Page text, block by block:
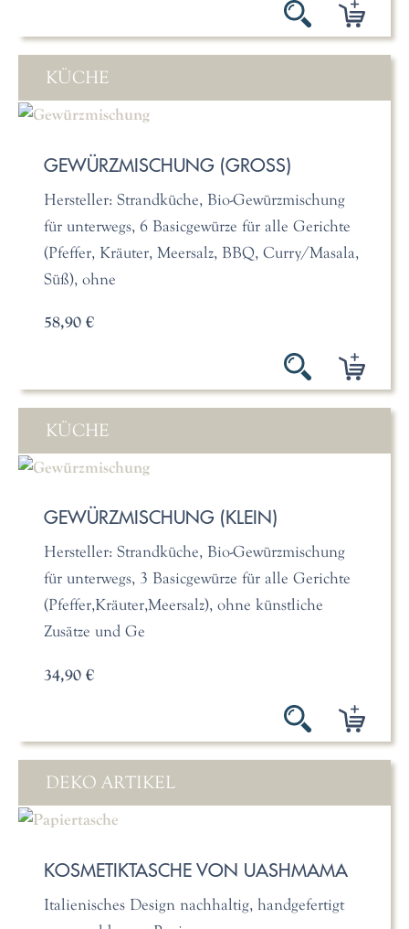
KÜCHE
GEWÜRZMISCHUNG (GROSS)
Hersteller: Strandküche, Bio-Gewürzmischung
für unterwegs, 6 Basicgewürze für alle Gerichte
(Pfeffer, Kräuter, Meersalz, BBQ, Curry/Masala,
Süß), ohne
58,90 €
KÜCHE
GEWÜRZMISCHUNG (KLEIN)
Hersteller: Strandküche, Bio-Gewürzmischung
für unterwegs, 3 Basicgewürze für alle Gerichte
(Pfeffer,Kräuter,Meersalz), ohne künstliche
Zusätze und Ge
34,90 €
DEKO ARTIKEL
KOSMETIKTASCHE VON UASHMAMA
Italienisches Design nachhaltig, handgefertigt